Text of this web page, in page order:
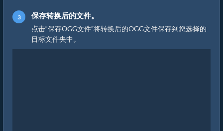
保存转换后的文件。
点击“保存OGG文件”将转换后的OGG文件保存到您选择的
目标文件夹中。